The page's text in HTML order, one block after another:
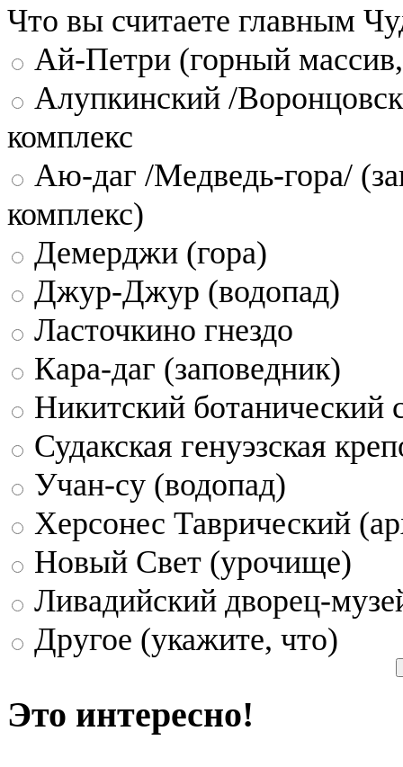
Что вы считаете главным
Ай-Петри (горный
Алупкинский /
комплекс
Аю-даг /Медведь-гора/
комплекс)
Демерджи (гора)
Джур-Джур (водопад)
Ласточкино гнездо
Кара-даг (заповедник)
Никитский ботанический
Судакская генуэзская
Учан-су (водопад)
Херсонес Таврический
Новый Свет (урочище)
Ливадийский дворец-
Другое (укажите, что)
Это интересно!